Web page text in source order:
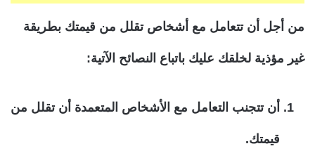
من أجل أن تتعامل مع أشخاص تقلل من قيمتك بطريقة
غير مؤذية لخلقك عليك باتباع النصائح الآتية:
أن تتجنب التعامل مع الأشخاص المتعمدة أن تقلل من
قيمتك.